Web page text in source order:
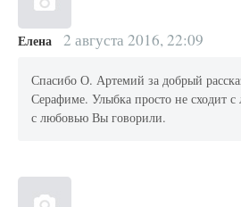
Елена 2 августа 2016, 22:09
Спасибо О. Артемий за добрый
Серафиме. Улыбка просто не сходит
с любовью Вы говорили.